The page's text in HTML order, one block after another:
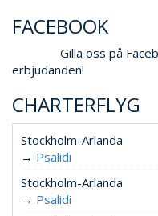
FACEBOOK
Gilla oss på
erbjudanden!
CHARTERFLYG
Stockholm-Arlanda
→ Psalidi
Stockholm-Arlanda
→ Psalidi